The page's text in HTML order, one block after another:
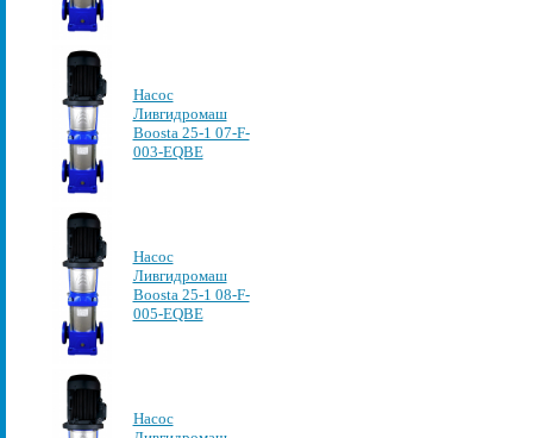
Насос
Ливгидромаш
Boosta 25-1 07-F-
003-EQBE
Насос
Ливгидромаш
Boosta 25-1 08-F-
005-EQBE
Насос